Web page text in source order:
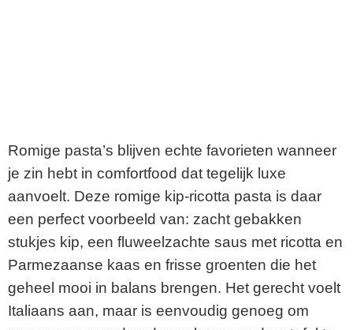
Romige pasta’s blijven echte favorieten wanneer
je zin hebt in comfortfood dat tegelijk luxe
aanvoelt. Deze romige kip-ricotta pasta is daar
een perfect voorbeeld van: zacht gebakken
stukjes kip, een fluweelzachte saus met ricotta en
Parmezaanse kaas en frisse groenten die het
geheel mooi in balans brengen. Het gerecht voelt
Italiaans aan, maar is eenvoudig genoeg om